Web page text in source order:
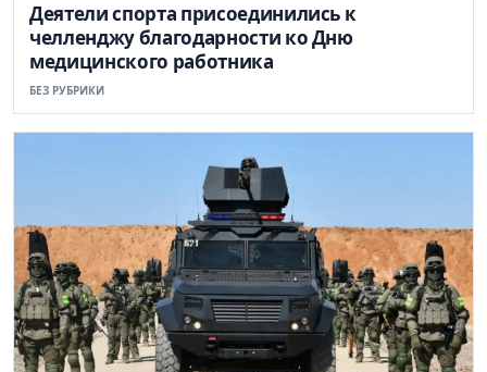
Деятели спорта присоединились к
челленджу благодарности ко Дню
медицинского работника
БЕЗ РУБРИКИ